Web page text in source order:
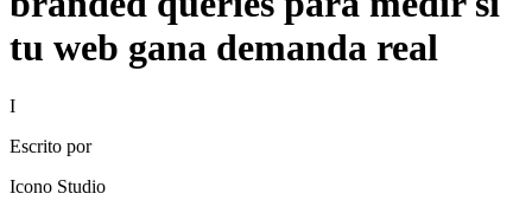
tu web gana demanda real
I
Escrito por
Icono Studio